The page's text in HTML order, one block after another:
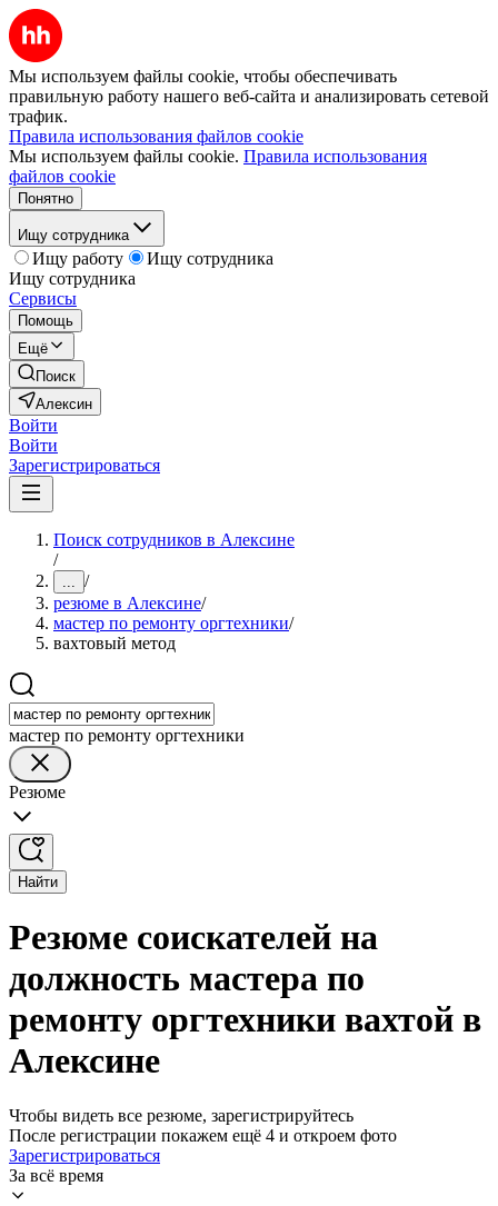
Мы используем файлы cookie, чтобы обеспечивать
правильную работу нашего веб-сайта и анализировать сетевой
трафик.
Правила использования файлов cookie
Мы используем файлы cookie. Правила использования
файлов cookie
Понятно
Ищу сотрудника
Ищу работу
Ищу сотрудника
Ищу сотрудника
Сервисы
Помощь
Ещё
Поиск
Алексин
Войти
Войти
Зарегистрироваться
Поиск сотрудников в Алексине
/
... /
резюме в Алексине/
мастер по ремонту оргтехники/
вахтовый метод
мастер по ремонту оргтехники
Резюме
Найти
Резюме соискателей на
должность мастера по
ремонту оргтехники вахтой в
Алексине
Чтобы видеть все резюме, зарегистрируйтесь
После регистрации покажем ещё 4 и откроем фото
Зарегистрироваться
За всё время